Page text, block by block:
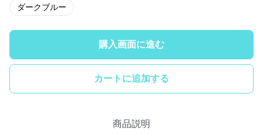
ダークブルー
購入画面に進む
カートに追加する
商品説明